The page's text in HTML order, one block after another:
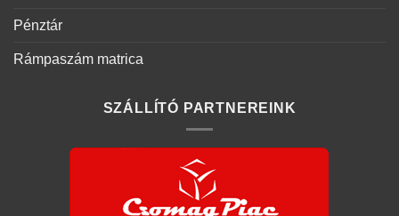
Pénztár
Rámpaszám matrica
SZÁLLÍTÓ PARTNEREINK